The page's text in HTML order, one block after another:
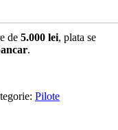
de 5.000 lei, plata se
.
Pilote